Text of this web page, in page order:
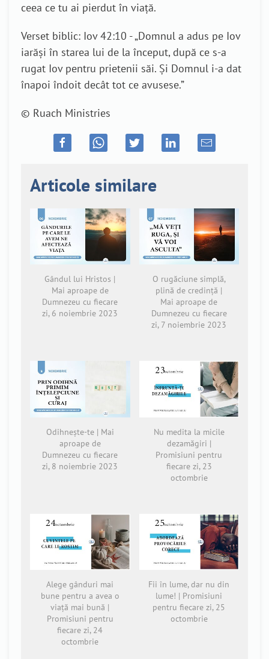
ceea ce tu ai pierdut în viață.
Verset biblic: Iov 42:10 - „Domnul a adus pe Iov
iarăşi în starea lui de la început, după ce s-a
rugat Iov pentru prietenii săi. Şi Domnul i-a dat
înapoi îndoit decât tot ce avusese.”
© Ruach Ministries
Articole similare
Gândul lui Hristos |
Mai aproape de
Dumnezeu cu fiecare
zi, 6 noiembrie 2023
O rugăciune simplă,
plină de credință |
Mai aproape de
Dumnezeu cu fiecare
zi, 7 noiembrie 2023
Odihnește-te | Mai
aproape de
Dumnezeu cu fiecare
zi, 8 noiembrie 2023
Nu medita la micile
dezamăgiri |
Promisiuni pentru
fiecare zi, 23
octombrie
Alege gânduri mai
bune pentru a avea o
viață mai bună |
Promisiuni pentru
fiecare zi, 24
octombrie
Fii în lume, dar nu din
lume! | Promisiuni
pentru fiecare zi, 25
octombrie